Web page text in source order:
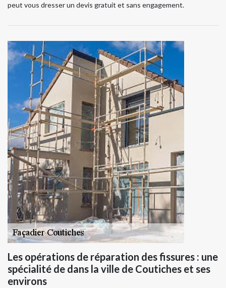
peut vous dresser un devis gratuit et sans engagement.
Les opérations de réparation des fissures : une
spécialité de dans la ville de Coutiches et ses
environs